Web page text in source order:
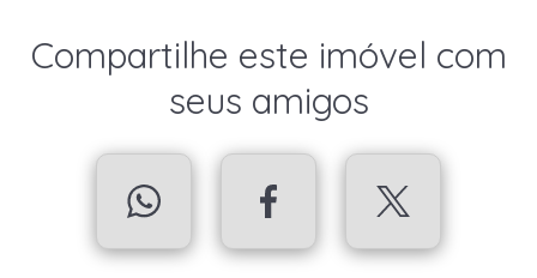
Compartilhe este imóvel com
seus amigos